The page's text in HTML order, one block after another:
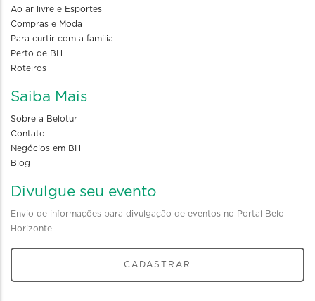
Ao ar livre e Esportes
Compras e Moda
Para curtir com a familia
Perto de BH
Roteiros
Saiba Mais
Sobre a Belotur
Contato
Negócios em BH
Blog
Divulgue seu evento
Envio de informações para divulgação de eventos no Portal Belo
Horizonte
CADASTRAR